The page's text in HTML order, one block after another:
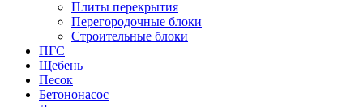
Плиты перекрытия
Перегородочные блоки
Строительные блоки
ПГС
Щебень
Песок
Бетононасос